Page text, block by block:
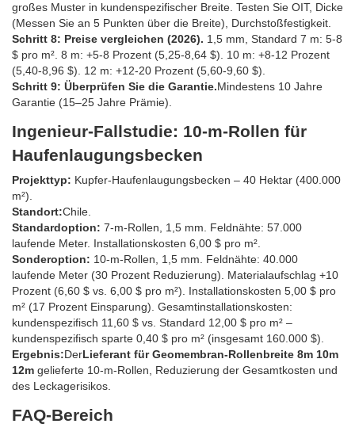
großes Muster in kundenspezifischer Breite. Testen Sie OIT, Dicke
(Messen Sie an 5 Punkten über die Breite), Durchstoßfestigkeit.
Schritt 8: Preise vergleichen (2026). 1,5 mm, Standard 7 m: 5-8
$ pro m². 8 m: +5-8 Prozent (5,25-8,64 $). 10 m: +8-12 Prozent
(5,40-8,96 $). 12 m: +12-20 Prozent (5,60-9,60 $).
Schritt 9: Überprüfen Sie die Garantie.Mindestens 10 Jahre
Garantie (15–25 Jahre Prämie).
Ingenieur-Fallstudie: 10-m-Rollen für
Haufenlaugungsbecken
Projekttyp: Kupfer-Haufenlaugungsbecken – 40 Hektar (400.000
m²).
Standort:Chile.
Standardoption: 7-m-Rollen, 1,5 mm. Feldnähte: 57.000
laufende Meter. Installationskosten 6,00 $ pro m².
Sonderoption: 10-m-Rollen, 1,5 mm. Feldnähte: 40.000
laufende Meter (30 Prozent Reduzierung). Materialaufschlag +10
Prozent (6,60 $ vs. 6,00 $ pro m²). Installationskosten 5,00 $ pro
m² (17 Prozent Einsparung). Gesamtinstallationskosten:
kundenspezifisch 11,60 $ vs. Standard 12,00 $ pro m² –
kundenspezifisch sparte 0,40 $ pro m² (insgesamt 160.000 $).
Ergebnis:DerLieferant für Geomembran-Rollenbreite 8m 10m
12m gelieferte 10-m-Rollen, Reduzierung der Gesamtkosten und
des Leckagerisikos.
FAQ-Bereich